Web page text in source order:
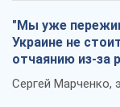
"Мы уже
Украине не
отчаянию из-за
Сергей Марченко,